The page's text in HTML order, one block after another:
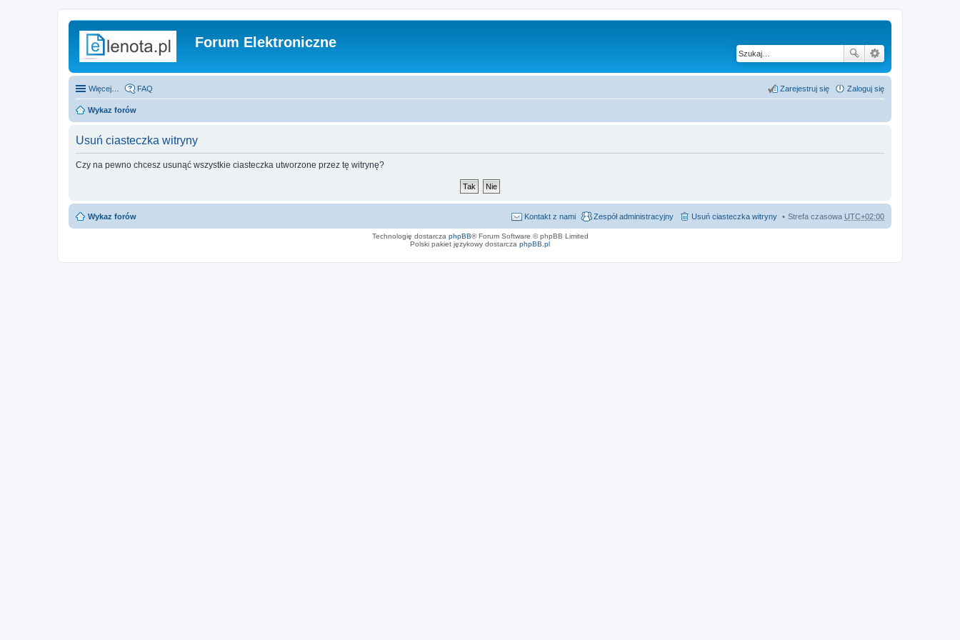
Forum Elektroniczne
Więcej… FAQ Zaloguj się
Zarejestruj się
Wykaz forów
Usuń ciasteczka witryny
Czy na pewno chcesz usunąć wszystkie ciasteczka utworzone przez tę witrynę?
Wykaz forów Strefa czasowa UTC+02:00
Usuń ciasteczka witryny
Zespół administracyjny
Kontakt z nami
Technologię dostarcza phpBB® Forum Software © phpBB Limited
Polski pakiet językowy dostarcza phpBB.pl